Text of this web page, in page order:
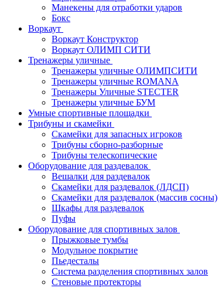
Манекены для отработки ударов
Бокс
Воркаут
Воркаут Конструктор
Воркаут ОЛИМП СИТИ
Тренажеры уличные
Тренажеры уличные ОЛИМПСИТИ
Тренажеры уличные ROMANA
Тренажеры Уличные STECTER
Тренажеры уличные БУМ
Умные спортивные площадки
Трибуны и скамейки
Скамейки для запасных игроков
Трибуны сборно-разборные
Трибуны телескопические
Оборудование для раздевалок
Вешалки для раздевалок
Скамейки для раздевалок (ЛДСП)
Скамейки для раздевалок (массив сосны)
Шкафы для раздевалок
Пуфы
Оборудование для спортивных залов
Прыжковые тумбы
Модульное покрытие
Пьедесталы
Система разделения спортивных залов
Стеновые протекторы